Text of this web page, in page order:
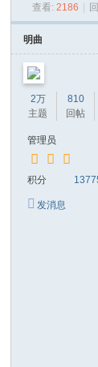
园
查看: 2186
明曲
2万
主题
810
回帖
管理员
积分
发消息